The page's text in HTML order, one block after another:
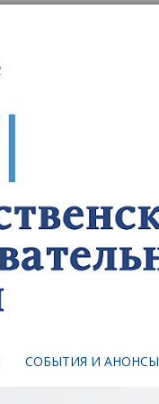
СОБЫТИЯ И АНОНСЫ